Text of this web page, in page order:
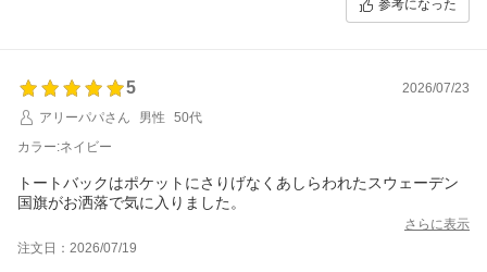
参考になった
5
2026/07/23
アリーパパさん
男性
50代
カラー:ネイビー
トートバックはポケットにさりげなくあしらわれたスウェーデン
国旗がお洒落で気に入りました。
さらに表示
注文日：2026/07/19